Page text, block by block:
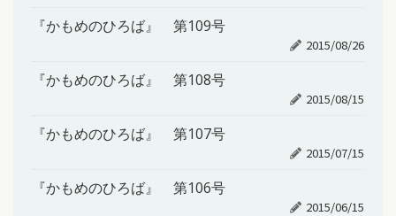
『かもめのひろば』 第109号
2015/08/26
『かもめのひろば』 第108号
2015/08/15
『かもめのひろば』 第107号
2015/07/15
『かもめのひろば』 第106号
2015/06/15